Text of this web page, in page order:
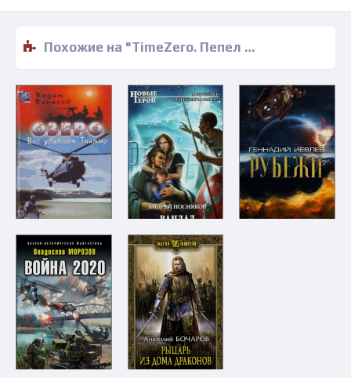
Похожие на "TimeZero. Пепел обетованный - Сергей Чекмаев" книги читать бесплатно полные версии